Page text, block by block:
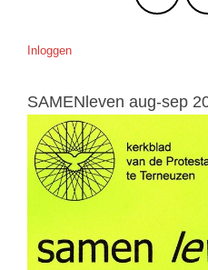
Inloggen
SAMENleven aug-sep